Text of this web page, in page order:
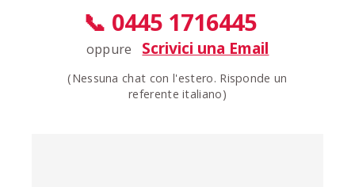
📞 0445 1716445
oppure Scrivici una Email
(Nessuna chat con l'estero. Risponde un
referente italiano)